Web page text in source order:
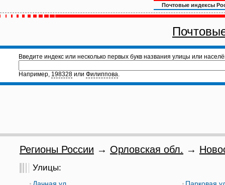
Почтовые индексы
Введите индекс или несколько первых букв названия улицы или
Например, 198328 или Филиппова.
Регионы России → Орловская обл. →
Улицы: